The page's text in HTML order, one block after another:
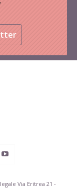
Via Eritrea 21 -